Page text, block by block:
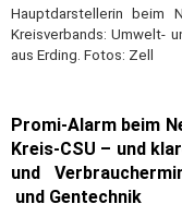
Hauptdarstellerin beim
Kreisverbands: Umwelt-
aus Erding. Fotos: Zell
Promi-Alarm beim
Kreis-CSU – und
und
und Gentechnik